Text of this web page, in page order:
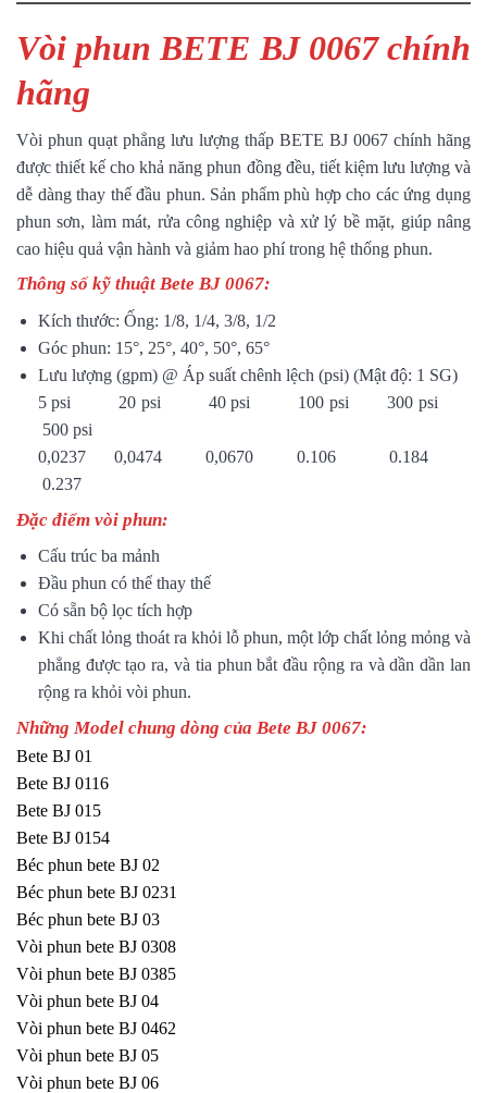
Vòi phun BETE BJ 0067 chính
hãng
Vòi phun quạt phẳng lưu lượng thấp BETE BJ 0067 chính hãng
được thiết kế cho khả năng phun đồng đều, tiết kiệm lưu lượng và
dễ dàng thay thế đầu phun. Sản phẩm phù hợp cho các ứng dụng
phun sơn, làm mát, rửa công nghiệp và xử lý bề mặt, giúp nâng
cao hiệu quả vận hành và giảm hao phí trong hệ thống phun.
Thông số kỹ thuật Bete BJ 0067:
Kích thước: Ống: 1/8, 1/4, 3/8, 1/2
Góc phun: 15°, 25°, 40°, 50°, 65°
Lưu lượng (gpm) @ Áp suất chênh lệch (psi) (Mật độ: 1 SG)
5 psi 20 psi 40 psi 100 psi 300 psi
500 psi
0,0237 0,0474 0,0670 0.106 0.184
0.237
Đặc điểm vòi phun:
Cấu trúc ba mảnh
Đầu phun có thể thay thế
Có sẵn bộ lọc tích hợp
Khi chất lỏng thoát ra khỏi lỗ phun, một lớp chất lỏng mỏng và
phẳng được tạo ra, và tia phun bắt đầu rộng ra và dần dần lan
rộng ra khỏi vòi phun.
Những Model chung dòng của Bete BJ 0067:
Bete BJ 01
Bete BJ 0116
Bete BJ 015
Bete BJ 0154
Béc phun bete BJ 02
Béc phun bete BJ 0231
Béc phun bete BJ 03
Vòi phun bete BJ 0308
Vòi phun bete BJ 0385
Vòi phun bete BJ 04
Vòi phun bete BJ 0462
Vòi phun bete BJ 05
Vòi phun bete BJ 06